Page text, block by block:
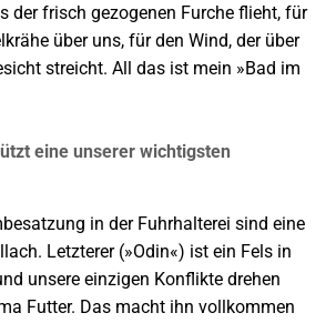
der frisch gezogenen Furche flieht, für
über uns, für den Wind, der über
streicht. All das ist mein »Bad im
eine unserer wichtigsten
in der Fuhrhalterei sind eine
Letzterer (»Odin«) ist ein Fels in
unsere einzigen Konflikte drehen
Futter. Das macht ihn vollkommen